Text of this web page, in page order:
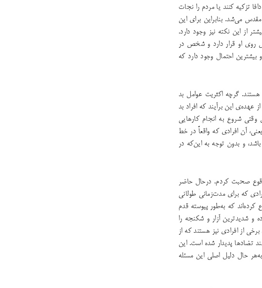
تزکیه کنند یا مردم را نجات
می‌شد. بنابراین برای این
از این نکته نیز وجود دارد.
روی او قرار دارد و شخص در
احتمال وجود دارد که
گرچه اکثریت عوامل بد
عهده‌ی این برآیند که افراد بد
وقتی شروع به انجام کارهایی
آن افرادی که واقعاً در خط
و بدون‌ توجه به این‌که در
صحبت کردم. درحال حاضر
که برای مدت‌زمانی طولانی
که به‌طور پیوسته قدم
و شدیدترین آزار و شکنجه را
از افرادی نیز هستند که از
تضادها پدیدار شده است. این
حال دلیل اصلی این مسئله